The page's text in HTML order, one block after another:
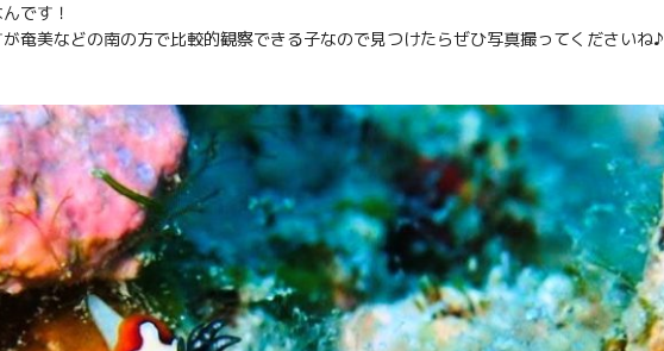
です！
奄美などの南の方で比較的観察できる子なので見つけたらぜひ写真撮ってくださいね♪